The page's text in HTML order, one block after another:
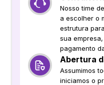
Nosso time
a escolher o
estrutura
sua
pagamento
Abertura
Assumimos
iniciamos o